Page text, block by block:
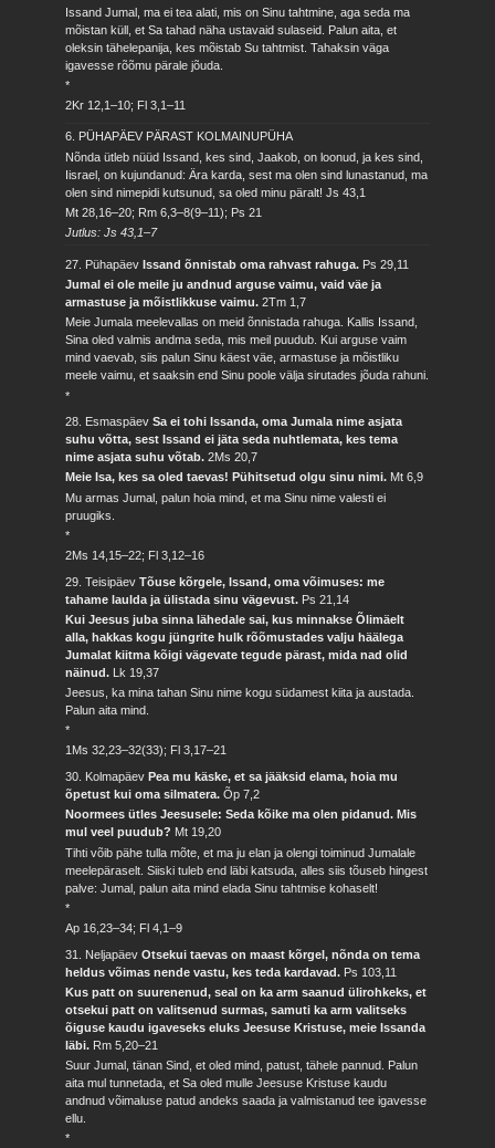
Issand Jumal, ma ei tea alati, mis on Sinu tahtmine, aga seda ma
mõistan küll, et Sa tahad näha ustavaid sulaseid. Palun aita, et
oleksin tähelepanija, kes mõistab Su tahtmist. Tahaksin väga
igavesse rõõmu pärale jõuda.
*
2Kr 12,1–10; Fl 3,1–11
6. PÜHAPÄEV PÄRAST KOLMAINUPÜHA
Nõnda ütleb nüüd Issand, kes sind, Jaakob, on loonud, ja kes sind,
Iisrael, on kujundanud: Ära karda, sest ma olen sind lunastanud, ma
olen sind nimepidi kutsunud, sa oled minu päralt!Js 43,1
Mt 28,16–20; Rm 6,3–8(9–11); Ps 21
Jutlus: Js 43,1–7
27. PühapäevIssand õnnistab oma rahvast rahuga. Ps 29,11
Jumal ei ole meile ju andnud arguse vaimu, vaid väe ja
armastuse ja mõistlikkuse vaimu.2Tm 1,7
Meie Jumala meelevallas on meid õnnistada rahuga. Kallis Issand,
Sina oled valmis andma seda, mis meil puudub. Kui arguse vaim
mind vaevab, siis palun Sinu käest väe, armastuse ja mõistliku
meele vaimu, et saaksin end Sinu poole välja sirutades jõuda rahuni.
*
28. EsmaspäevSa ei tohi Issanda, oma Jumala nime asjata
suhu võtta, sest Issand ei jäta seda nuhtlemata, kes tema
nime asjata suhu võtab.2Ms 20,7
Meie Isa, kes sa oled taevas! Pühitsetud olgu sinu nimi. Mt 6,9
Mu armas Jumal, palun hoia mind, et ma Sinu nime valesti ei
pruugiks.
*
2Ms 14,15–22; Fl 3,12–16
29. TeisipäevTõuse kõrgele, Issand, oma võimuses: me
tahame laulda ja ülistada sinu vägevust. Ps 21,14
Kui Jeesus juba sinna lähedale sai, kus minnakse Õlimäelt
alla, hakkas kogu jüngrite hulk rõõmustades valju häälega
Jumalat kiitma kõigi vägevate tegude pärast, mida nad olid
näinud. Lk 19,37
Jeesus, ka mina tahan Sinu nime kogu südamest kiita ja austada.
Palun aita mind.
*
1Ms 32,23–32(33); Fl 3,17–21
30. KolmapäevPea mu käske, et sa jääksid elama, hoia mu
õpetust kui oma silmatera.Õp 7,2
Noormees ütles Jeesusele: Seda kõike ma olen pidanud. Mis
mul veel puudub? Mt 19,20
Tihti võib pähe tulla mõte, et ma ju elan ja olengi toiminud Jumalale
meelepäraselt. Siiski tuleb end läbi katsuda, alles siis tõuseb hingest
palve: Jumal, palun aita mind elada Sinu tahtmise kohaselt!
*
Ap 16,23–34; Fl 4,1–9
31. NeljapäevOtsekui taevas on maast kõrgel, nõnda on tema
heldus võimas nende vastu, kes teda kardavad. Ps 103,11
Kus patt on suurenenud, seal on ka arm saanud ülirohkeks, et
otsekui patt on valitsenud surmas, samuti ka arm valitseks
õiguse kaudu igaveseks eluks Jeesuse Kristuse, meie Issanda
läbi. Rm 5,20–21
Suur Jumal, tänan Sind, et oled mind, patust, tähele pannud. Palun
aita mul tunnetada, et Sa oled mulle Jeesuse Kristuse kaudu
andnud võimaluse patud andeks saada ja valmistanud tee igavesse
ellu.
*